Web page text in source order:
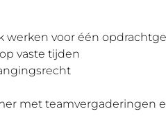
werken voor één
vaste tijden
met teamvergaderingen